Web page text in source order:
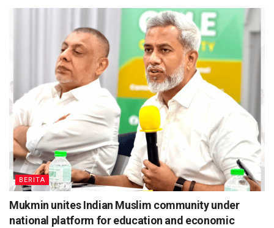
BERITA
Mukmin unites Indian Muslim community under
national platform for education and economic